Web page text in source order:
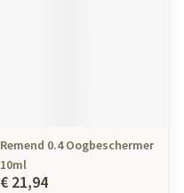
Remend 0.4 Oogbeschermer
10ml
€ 21,94